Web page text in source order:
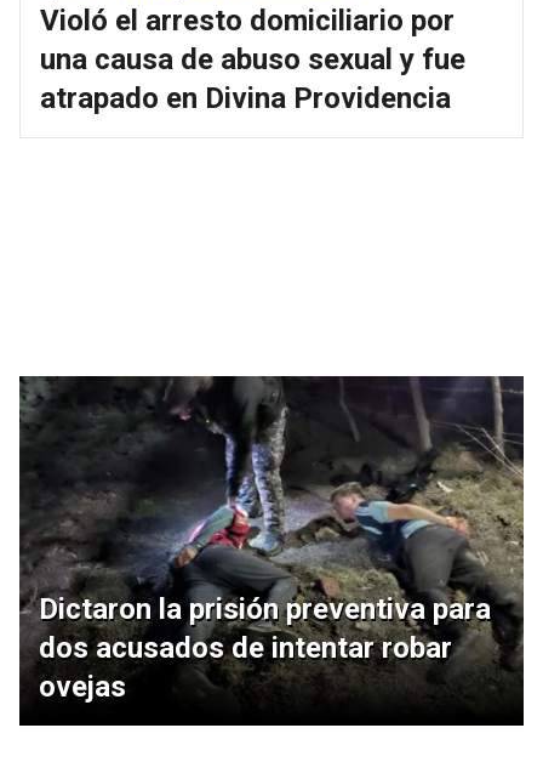
Violó el arresto domiciliario por
una causa de abuso sexual y fue
atrapado en Divina Providencia
Dictaron la prisión preventiva para
dos acusados de intentar robar
ovejas